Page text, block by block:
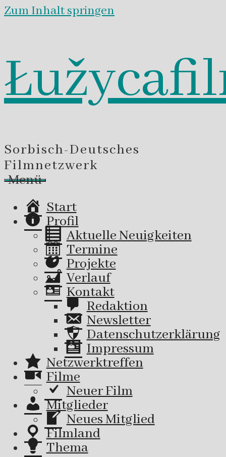
Zum Inhalt springen
Sorbisch-Deutsches
Filmnetzwerk
Menü
Start
Profil
Aktuelle Neuigkeiten
Termine
Projekte
Verlauf
Kontakt
Redaktion
Newsletter
Datenschutzerklärung
Impressum
Netzwerktreffen
Filme
Neuer Film
Mitglieder
Neues Mitglied
Filmland
Thema